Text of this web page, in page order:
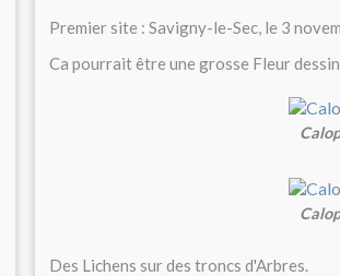
Premier site : Savigny-le-Sec, le 3
Ca pourrait être une grosse Fleur
Des Lichens sur des troncs d'Arbres.